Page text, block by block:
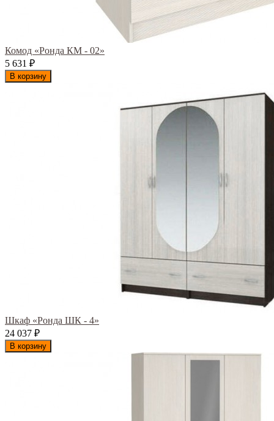
Комод «Ронда КМ - 02»
5 631
₽
В корзину
Шкаф «Ронда ШК - 4»
24 037 ₽
В корзину